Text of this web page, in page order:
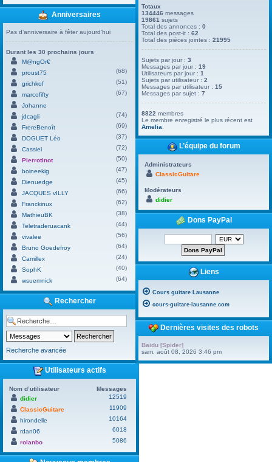
Anniversaires
Pas d’anniversaire à fêter aujourd’hui
Durant les 30 prochains jours
M@ngOr€
proust75
(68)
grichkof
(51)
marcofifty
(67)
Johanne
jdcagli
(74)
FrereBenoît
(69)
DOGUET Léo
(37)
Cassiel
(72)
Pierrotinot
(50)
boineekig
(47)
Dienuedge
(45)
JACQUES vILLY
(66)
Franckinux
(62)
MathieuBK
(38)
Teletraderuacank
(44)
vivalee
(56)
Bruno Goedefroy
(64)
Camillex
(24)
SophK
(40)
wsuemnick
(64)
Rechercher
Recherche avancée
Utilisateurs actifs
Nom d’utilisateur
Messages
didier
12519
ClassicGuitare
11909
hirondelle
10164
rdan06
6018
rolanbo
5086
Totaux
134446 messages
19861 sujets
Total des annonces :0
Total des post-it :62
Total des pièces jointes :21995
Sujets par jour :3
Messages par jour :19
Utilisateurs par jour :1
Sujets par utilisateur :2
Messages par utilisateur :15
Messages par sujet :7
8822 membres
Le membre enregistré le plus récent est
Amelia
L’équipe du forum
Administrateurs
ClassicGuitare
Modérateurs
didier
Dons PayPal
Liens
Cours guitare Lausanne
cours-guitare-lausanne.com
Dernières visites des robots
Baidu [Spider]
sam. août 08, 2026 3:46 pm